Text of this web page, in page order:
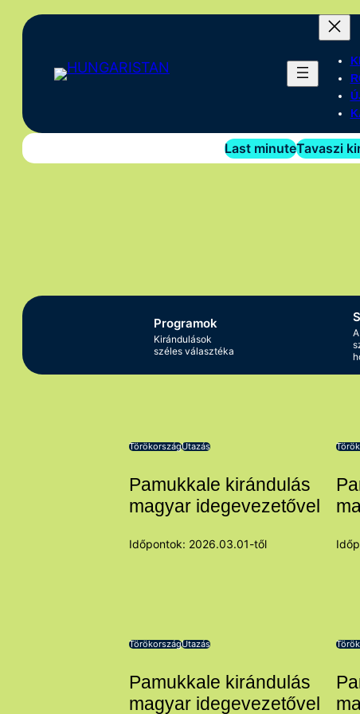
Last minuteTavaszi
Programok
Kirándulások
széles választéka
TörökországUtazás
Pamukkale kirándulás
magyar idegevezetővel
Időpontok: 2026.03.01-től
TörökországUtazás
Pamukkale kirándulás
magyar idegevezetővel